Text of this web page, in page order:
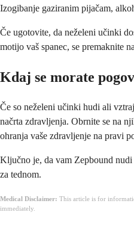
Izogibanje gaziranim pijačam,
Če ugotovite, da neželeni učinki
motijo vaš spanec, se premaknite
Kdaj se morate
Če so neželeni učinki hudi ali
načrta zdravljenja. Obrnite se na
ohranja vaše zdravljenje na pravi
Ključno je, da vam Zepbound
za tednom.
Medical Disclaimer: This article is for
immediately.